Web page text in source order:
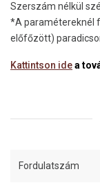
Szerszám nélkül
*A paramétereknél
előfőzött)
Kattintson idea
Fordulatszám